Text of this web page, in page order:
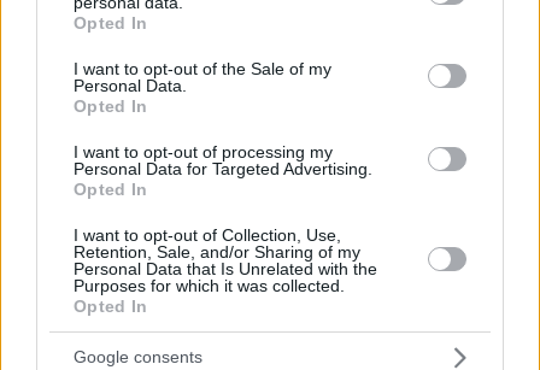
grant or deny consent to Google and its third-party tags to
use your data for below specified purposes in below Google
consent section.
Opted In
I want to opt-out of the Sale of my
Personal Data.
Opted In
I want to opt-out of processing my
Personal Data for Targeted Advertising.
Opted In
I want to opt-out of Collection, Use,
Retention, Sale, and/or Sharing of my
Personal Data that Is Unrelated with the
Purposes for which it was collected.
Opted In
Google consents
τον έζωσαν τα φίδια για τις αποζημιώσεις;
ΑΠΑΝΤΗΣΗ
Λαμιωτης
12.05.2026, 16:36
που έχουν χρήματα; Δεν είναι τυχαίο που έχουν.....
ΑΠΑΝΤΗΣΗ